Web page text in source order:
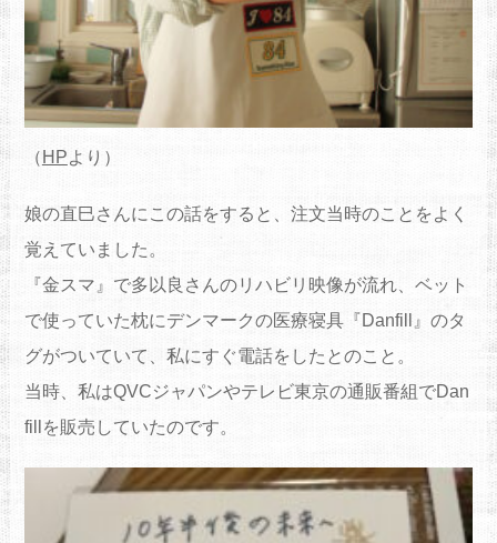
（ HPより）
娘の直巳さんにこの話をすると、注文当時のことをよく
覚えていました。
『金スマ』で多以良さんのリハビリ映像が流れ、ベット
で使っていた枕にデンマークの医療寝具『Danfill』のタ
グがついていて、私にすぐ電話をしたとのこと。
当時、私はQVCジャパンやテレビ東京の通販番組でDan
fillを販売していたのです。